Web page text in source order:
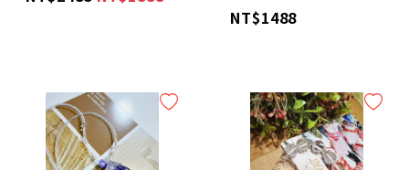
NT$1488